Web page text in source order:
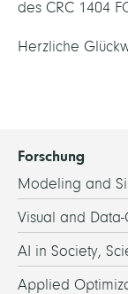
des CRC 1404
Herzliche
Forschung
Modeling and
Visual and
AI in Society,
Applied